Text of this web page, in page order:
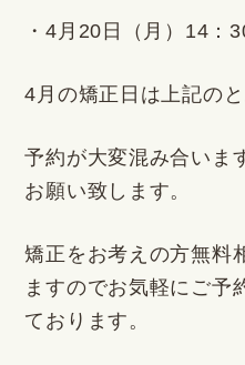
・4月20日（月）14：
4月の矯正日は上記のと
予約が大変混み合いま
お願い致します。
矯正をお考えの方無料
ますのでお気軽にご予
ております。